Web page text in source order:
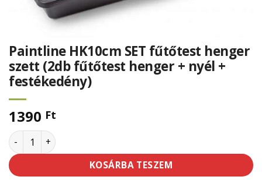
Paintline HK10cm SET fűtőtest henger
szett (2db fűtőtest henger + nyél +
festékedény)
1390 Ft
Paintline HK10cm SET fűtőtest henger szett (2db fűtőtest
KOSÁRBA TESZEM